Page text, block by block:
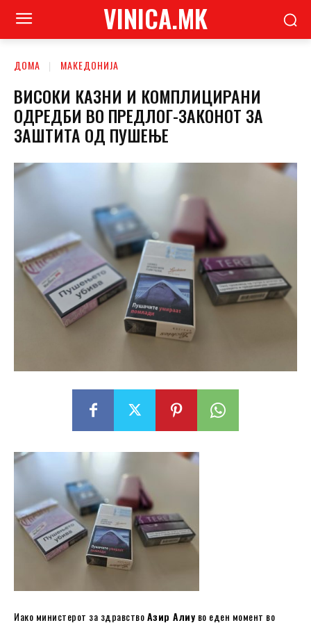
VINICA.MK
ДОМА МАКЕДОНИЈА
ВИСОКИ КАЗНИ И КОМПЛИЦИРАНИ
ОДРЕДБИ ВО ПРЕДЛОГ-ЗАКОНОТ ЗА
ЗАШТИТА ОД ПУШЕЊЕ
Иако министерот за здравствоАзир Алиу во еден момент во